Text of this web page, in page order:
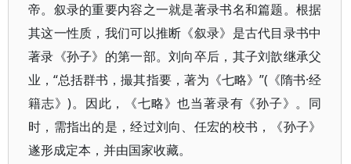
帝。叙录的重要内容之一就是著录书名和篇题。根据
其这一性质，我们可以推断《叙录》是古代目录书中
著录《孙子》的第一部。刘向卒后，其子刘歆继承父
业，“总括群书，撮其指要，著为《七略》”(《隋书·经
籍志》)。因此，《七略》也当著录有《孙子》。同
时，需指出的是，经过刘向、任宏的校书，《孙子》
遂形成定本，并由国家收藏。